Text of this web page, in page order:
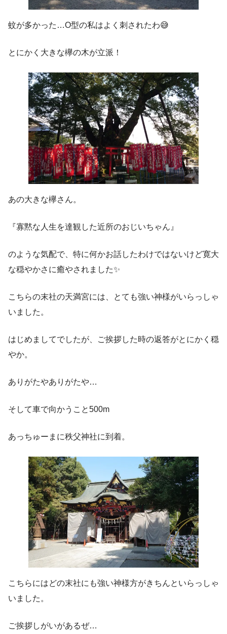
蚊が多かった…O型の私はよく刺されたわ😅
とにかく大きな欅の木が立派！
あの大きな欅さん。
『寡黙な人生を達観した近所のおじいちゃん』
のような気配で、特に何かお話したわけではないけど寛大
な穏やかさに癒やされました✨
こちらの末社の天満宮には、とても強い神様がいらっしゃ
いました。
はじめましてでしたが、ご挨拶した時の返答がとにかく穏
やか。
ありがたやありがたや…
そして車で向かうこと500m
あっちゅーまに秩父神社に到着。
こちらにはどの末社にも強い神様方がきちんといらっしゃ
いました。
ご挨拶しがいがあるぜ…